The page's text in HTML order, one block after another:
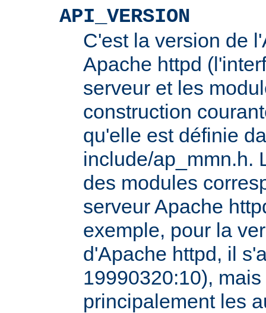
API_VERSION
C'est la version de
Apache httpd
serveur et les
construction
qu'elle est définie
include/ap_mmn.h.
des modules
serveur Apache
exemple, pour la
d'Apache httpd, il
19990320:10),
principalement les